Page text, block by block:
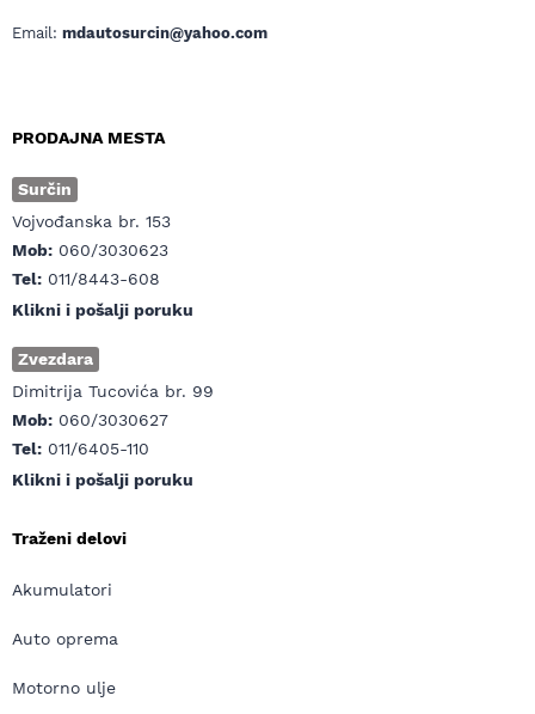
Email: mdautosurcin@yahoo.com
PRODAJNA MESTA
Surčin
Vojvođanska br. 153
Mob: 060/3030623
Tel: 011/8443-608
Klikni i pošalji poruku
Zvezdara
Dimitrija Tucovića br. 99
Mob: 060/3030627
Tel: 011/6405-110
Klikni i pošalji poruku
Traženi delovi
Akumulatori
Auto oprema
Motorno ulje